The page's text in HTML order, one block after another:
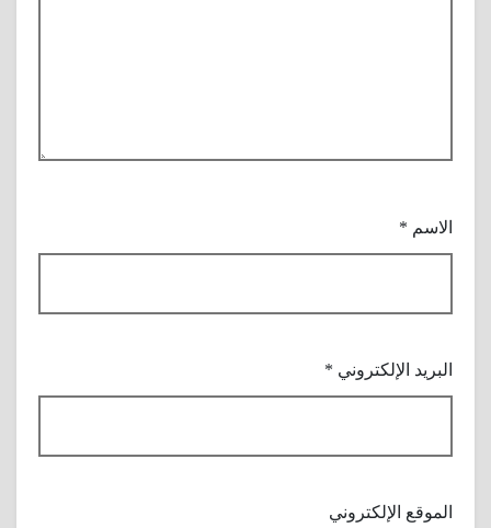
الاسم *
البريد الإلكتروني *
الموقع الإلكتروني